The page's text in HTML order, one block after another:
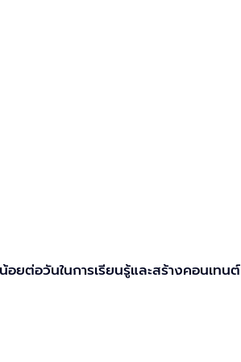
อยต่อวันในการเรียนรู้และสร้างคอนเทนต์